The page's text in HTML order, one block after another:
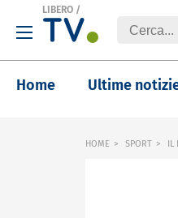
LIBERO /
Home Ultime
HOME SPORT IL